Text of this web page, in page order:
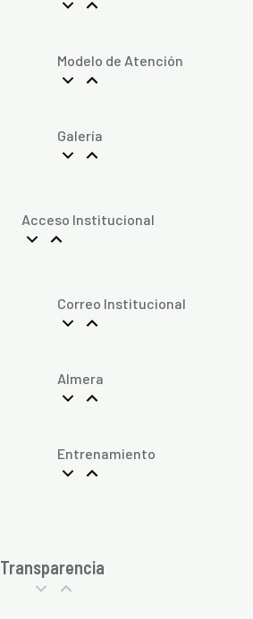
Modelo de Atención
Galería
Acceso Institucional
Correo Institucional
Almera
Entrenamiento
Transparencia